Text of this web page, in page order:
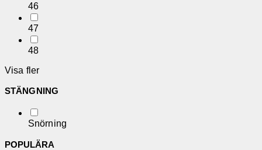
46
47
48
Visa fler
STÄNGNING
Snörning
POPULÄRA